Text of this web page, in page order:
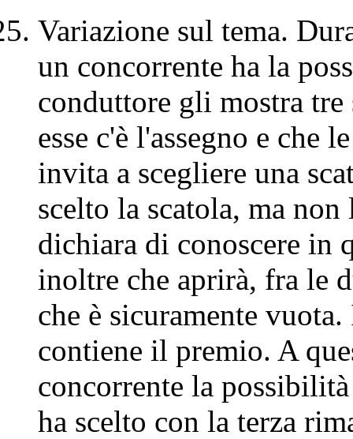
Variazione sul tema.
un concorrente ha la
conduttore gli mostra
esse c'è l'assegno e che
invita a scegliere una
scelto la scatola, ma
dichiara di conoscere in
inoltre che aprirà, fra le
che è sicuramente
contiene il premio. A
concorrente la
ha scelto con la terza